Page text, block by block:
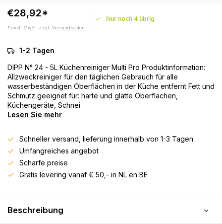
€28,92*
* exkl. MwSt. zzgl. Versandkosten
Nur noch 4 übrig
1-2 Tagen
DIPP N° 24 - 5L Küchenreiniger Multi Pro Produktinformation:
Allzweckreiniger für den täglichen Gebrauch für alle
wasserbeständigen Oberflächen in der Küche entfernt Fett und
Schmutz geeignet für: harte und glatte Oberflächen,
Küchengeräte, Schnei
Lesen Sie mehr
Schneller versand, lieferung innerhalb von 1-3 Tagen
Umfangreiches angebot
Scharfe preise
Gratis levering vanaf € 50,- in NL en BE
Beschreibung